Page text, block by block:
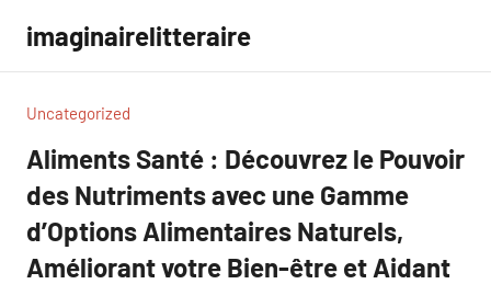
contenu
imaginairelitteraire
Uncategorized
Aliments Santé : Découvrez le Pouvoir
des Nutriments avec une Gamme
d’Options Alimentaires Naturels,
Améliorant votre Bien-être et Aidant